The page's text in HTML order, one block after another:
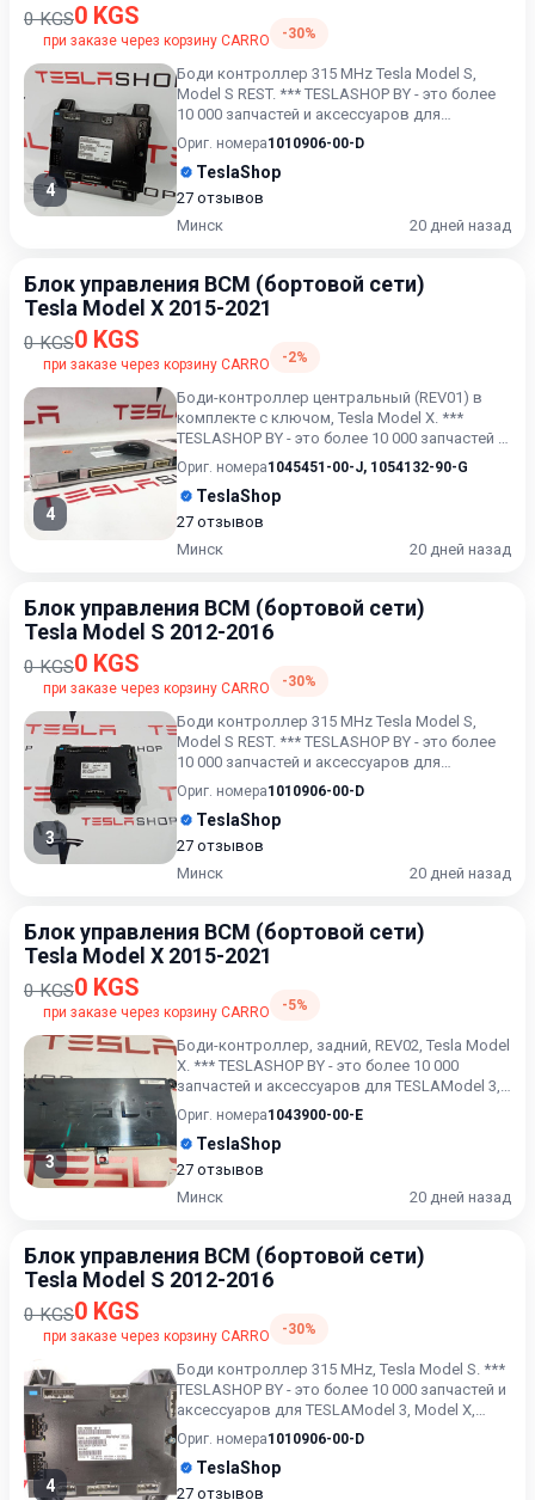
0 KGS0 KGS
при заказе через корзину CARRO -30%
4
Боди контроллер 315 MHz Tesla Model S,
Model S REST. *** TESLASHOP BY - это более
10 000 запчастей и аксессуаров для
TESLAModel 3, Model X,...
Ориг. номера1010906-00-D
TeslaShop
27 отзывов
Минск
20 дней назад
Блок управления BCM (бортовой сети)
Tesla Model X 2015-2021
0 KGS0 KGS
при заказе через корзину CARRO -2%
4
Боди-контроллер центральный (REV01) в
комплекте с ключом, Tesla Model X. ***
TESLASHOP BY - это более 10 000 запчастей и
аксессуаров для TES...
Ориг. номера1045451-00-J, 1054132-90-G
TeslaShop
27 отзывов
Минск
20 дней назад
Блок управления BCM (бортовой сети)
Tesla Model S 2012-2016
0 KGS0 KGS
при заказе через корзину CARRO -30%
3
Боди контроллер 315 MHz Tesla Model S,
Model S REST. *** TESLASHOP BY - это более
10 000 запчастей и аксессуаров для
TESLAModel 3, Model X,...
Ориг. номера1010906-00-D
TeslaShop
27 отзывов
Минск
20 дней назад
Блок управления BCM (бортовой сети)
Tesla Model X 2015-2021
0 KGS0 KGS
при заказе через корзину CARRO -5%
3
Боди-контроллер, задний, REV02, Tesla Model
X. *** TESLASHOP BY - это более 10 000
запчастей и аксессуаров для TESLAModel 3,
Model X, Model...
Ориг. номера1043900-00-E
TeslaShop
27 отзывов
Минск
20 дней назад
Блок управления BCM (бортовой сети)
Tesla Model S 2012-2016
0 KGS0 KGS
при заказе через корзину CARRO -30%
4
Боди контроллер 315 MHz, Tesla Model S. ***
TESLASHOP BY - это более 10 000 запчастей и
аксессуаров для TESLAModel 3, Model X,
Model S, Mode...
Ориг. номера1010906-00-D
TeslaShop
27 отзывов